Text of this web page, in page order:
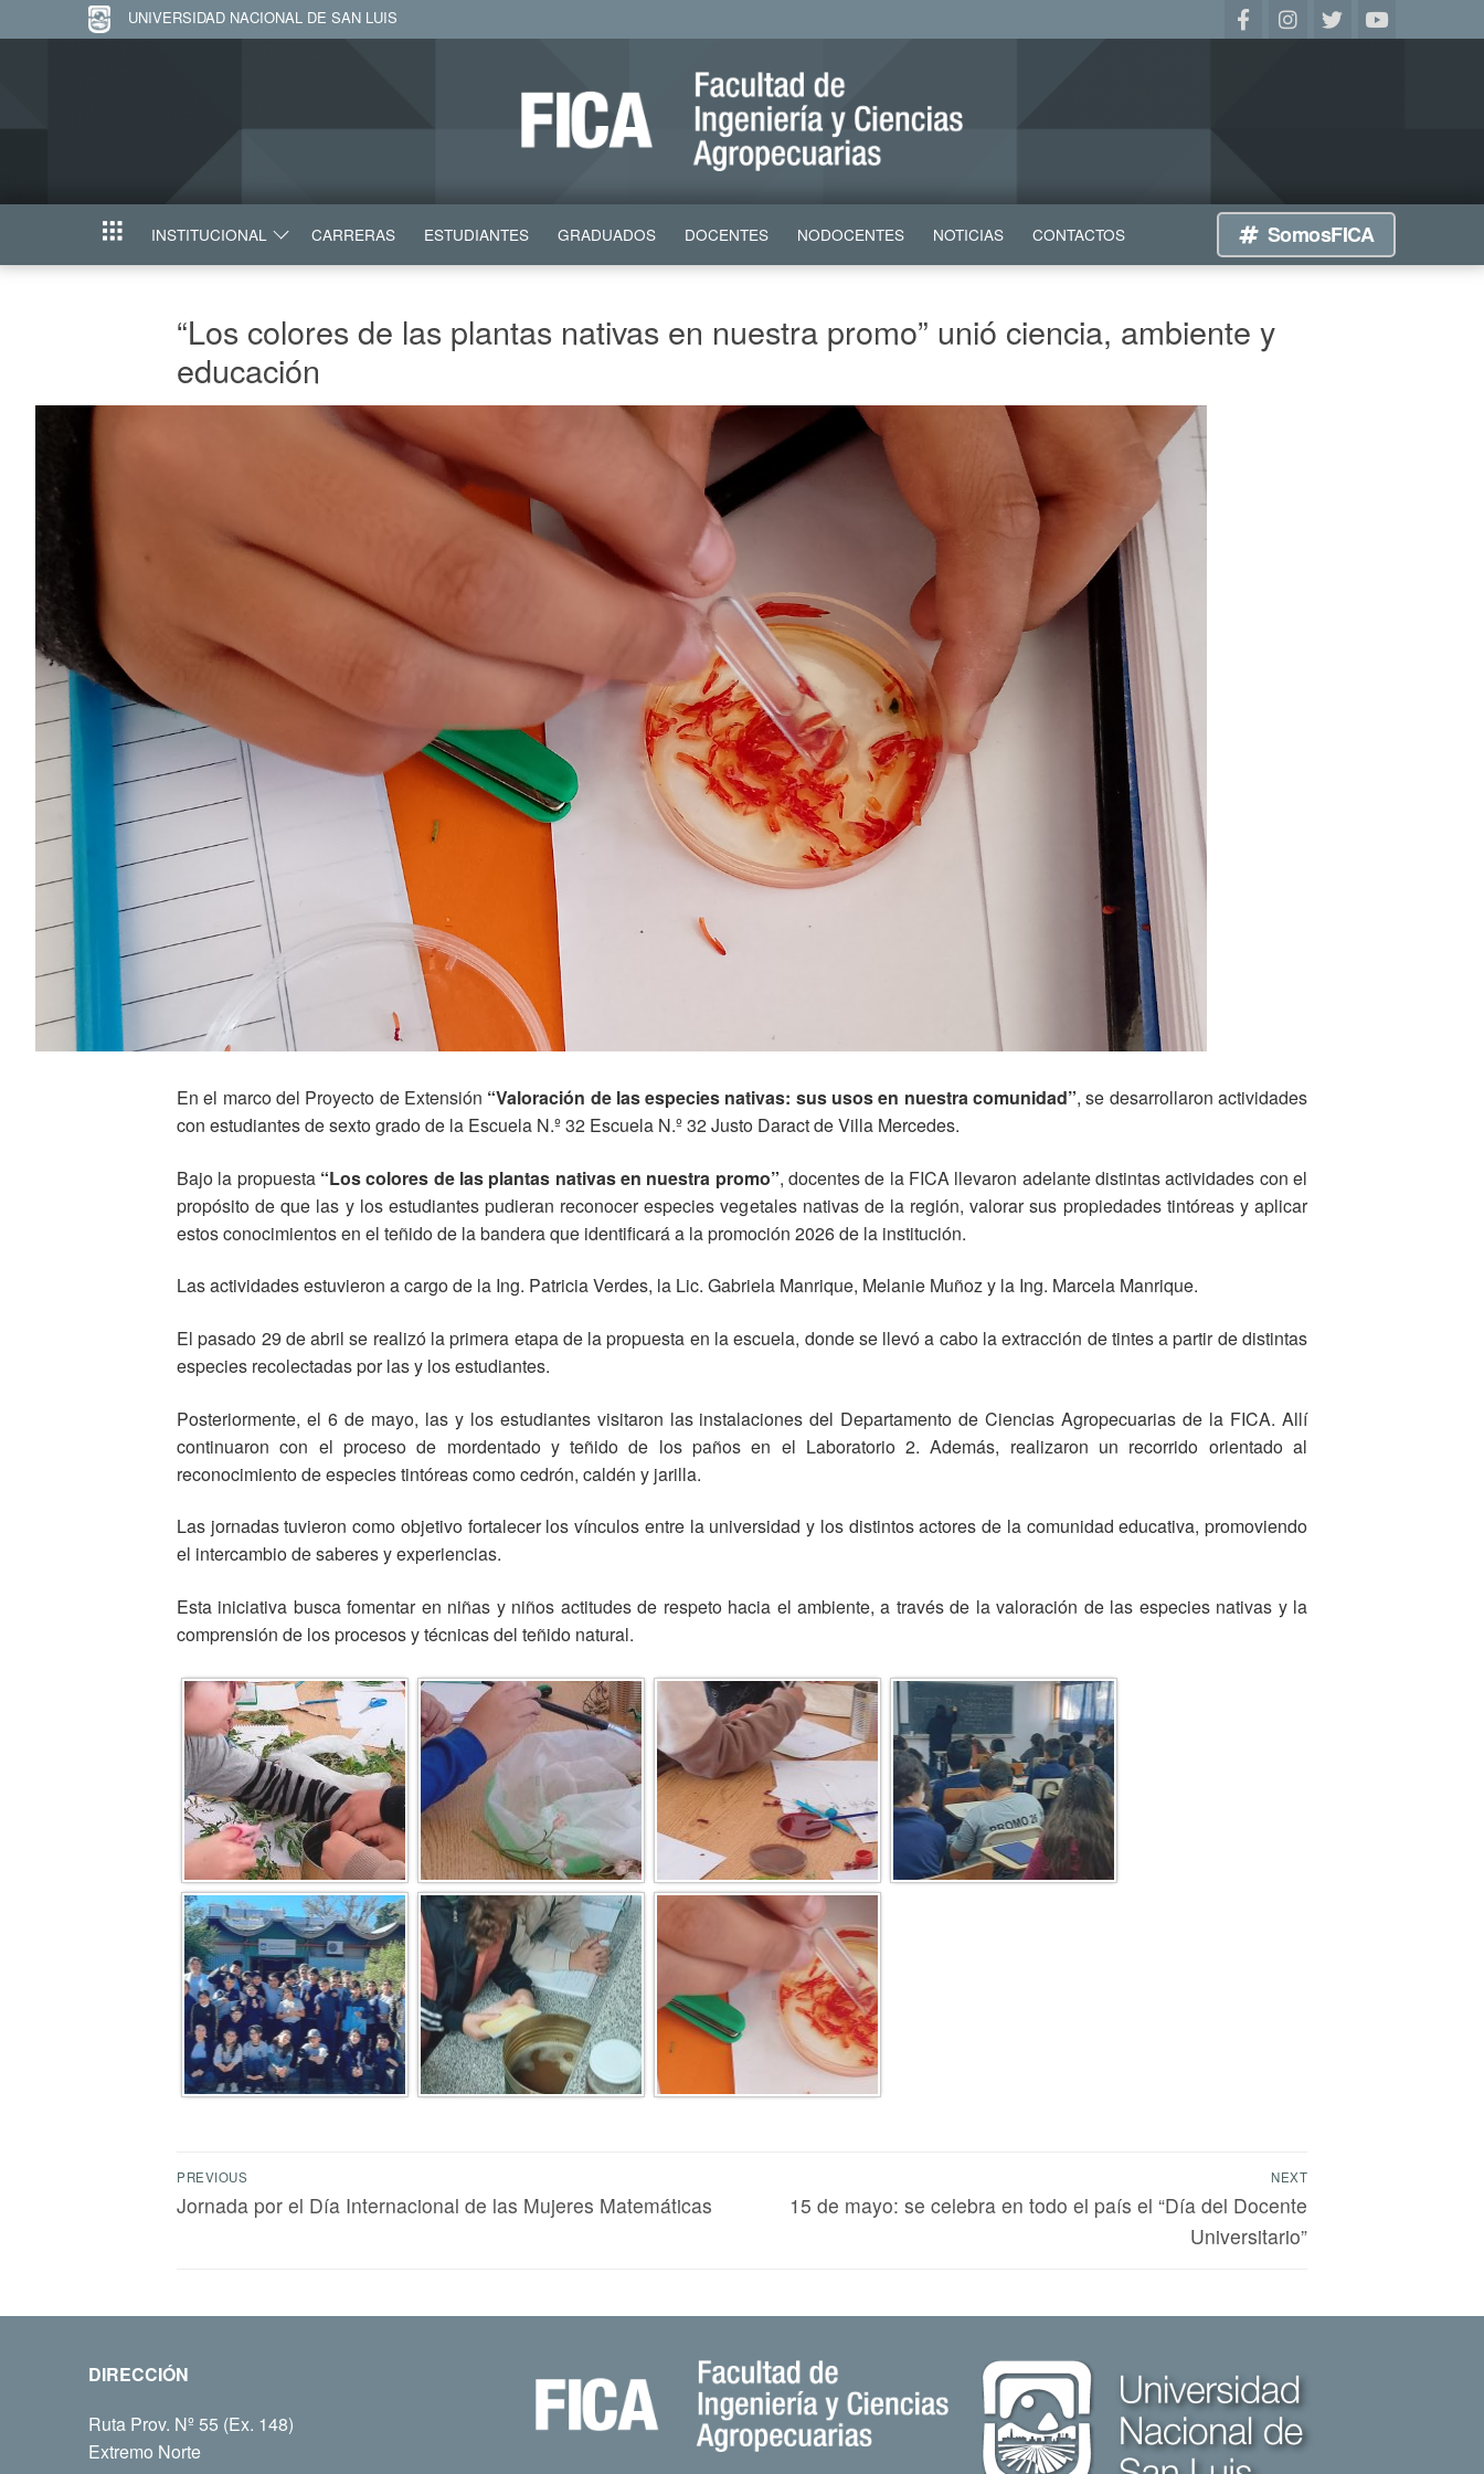
UNIVERSIDAD NACIONAL DE SAN LUIS
INICIO INSTITUCIONAL CARRERAS ESTUDIANTES GRADUADOS DOCENTES NODOCENTES NOTICIAS CONTACTOS SomosFICA
“Los colores de las plantas nativas en nuestra promo” unió ciencia, ambiente y
educación
En el marco del Proyecto de Extensión “Valoración de las especies nativas: sus usos en nuestra comunidad”, se desarrollaron actividades
con estudiantes de sexto grado de la Escuela N.º 32 Escuela N.º 32 Justo DaractdeVilla Mercedes.
Bajo la propuesta “Los colores de las plantas nativas en nuestra promo”, docentes de la FICA llevaron adelante distintas actividades con el
propósito de que las y los estudiantes pudieran reconocer especies vegetales nativas de la región, valorar sus propiedades tintóreas y aplicar
estos conocimientos en el teñido de la bandera que identificará a la promoción 2026 de la institución.
Las actividades estuvieron a cargo de la Ing. Patricia Verdes, la Lic. Gabriela Manrique, Melanie Muñoz y la Ing. Marcela Manrique.
El pasado 29 de abril se realizó la primera etapa de la propuesta en la escuela, donde se llevó a cabo la extracción de tintes a partir de distintas
especies recolectadas por las y los estudiantes.
Posteriormente, el 6 de mayo, las y los estudiantes visitaron las instalaciones del Departamento de Ciencias Agropecuarias de la FICA. Allí
continuaron con el proceso de mordentado y teñido de los paños en el Laboratorio 2. Además, realizaron un recorrido orientado al
reconocimiento de especies tintóreas como cedrón, caldén y jarilla.
Las jornadas tuvieron como objetivo fortalecer los vínculos entre la universidad y los distintos actores de la comunidad educativa, promoviendo
el intercambio de saberes y experiencias.
Esta iniciativa busca fomentar en niñas y niños actitudes de respeto hacia el ambiente, a través de la valoración de las especies nativas y la
comprensión de los procesos y técnicas del teñido natural.
PREVIOUS
Jornada por el Día Internacional de las Mujeres Matemáticas
NEXT
15 de mayo: se celebra en todo el país el “Día del Docente
Universitario”
DIRECCIÓN
Ruta Prov. Nº 55 (Ex. 148)
Extremo Norte